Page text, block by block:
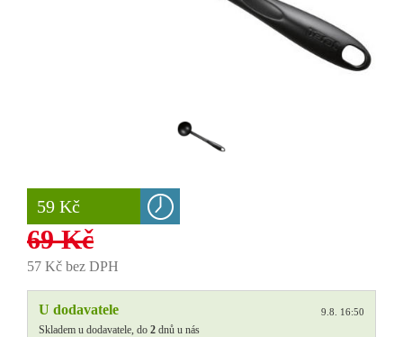
59 Kč
69 Kč
57 Kč bez DPH
U dodavatele 9.8. 16:50
Skladem u dodavatele, do 2 dnů u nás